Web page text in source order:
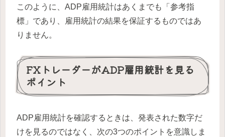
このように、ADP雇用統計はあくまでも「参考指
標」であり、雇用統計の結果を保証するものではあ
りません。
FXトレーダーがADP雇用統計を見る
ポイント
ADP雇用統計を確認するときは、発表された数字だ
けを見るのではなく、次の3つのポイントを意識しま